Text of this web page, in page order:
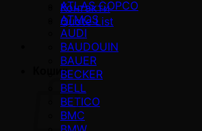
Контакти
Quote List
Кошик
ATLAS COPCO
ATMOS
AUDI
BAUDOUIN
BAUER
BECKER
BELL
BETICO
BMC